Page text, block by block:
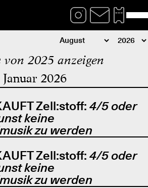
von 2025 anzeigen
Januar 2026
Zell:stoff: 4/5 oder
keine
zu werden
Zell:stoff: 4/5 oder
keine
zu werden